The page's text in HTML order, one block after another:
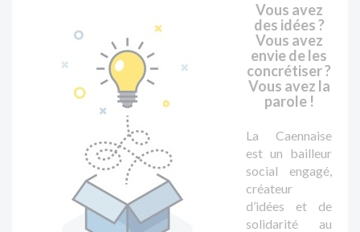
Vous avez
des idées ?
Vous avez
envie de les
concrétiser ?
Vous avez la
parole !
La Caennaise
est un bailleur
social engagé,
créateur
d’idées et de
solidarité au